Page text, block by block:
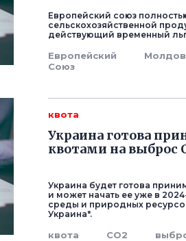
Европейский союз
сельскохозяйственной
действующий временный
Европейский
Союз
квота
Украина готова
квотами на выброс
Украина будет готова
и может начать ее уже в
среды и природных
Украина".
квота СО2